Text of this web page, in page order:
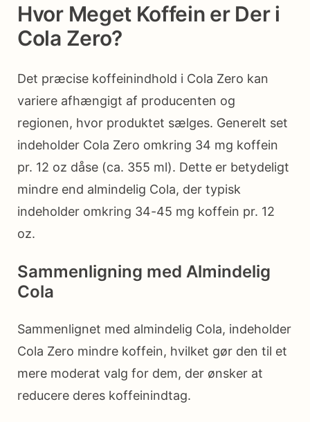
Hvor Meget Koffein er Der i
Cola Zero?
Det præcise koffeinindhold i Cola Zero kan
variere afhængigt af producenten og
regionen, hvor produktet sælges. Generelt set
indeholder Cola Zero omkring 34 mg koffein
pr. 12 oz dåse (ca. 355 ml). Dette er betydeligt
mindre end almindelig Cola, der typisk
indeholder omkring 34-45 mg koffein pr. 12
oz.
Sammenligning med Almindelig
Cola
Sammenlignet med almindelig Cola, indeholder
Cola Zero mindre koffein, hvilket gør den til et
mere moderat valg for dem, der ønsker at
reducere deres koffeinindtag.